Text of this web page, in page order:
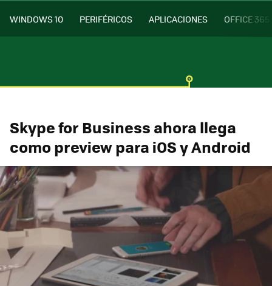
WINDOWS 10 PERIFÉRICOS APLICACIONES OFFICE 365
Skype for Business ahora llega
como preview para iOS y Android